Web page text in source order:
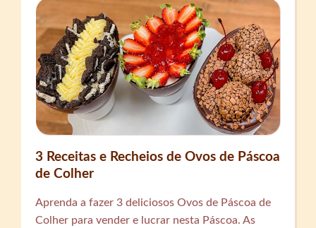
3 Receitas e Recheios de Ovos de Páscoa
de Colher
Aprenda a fazer 3 deliciosos Ovos de Páscoa de
Colher para vender e lucrar nesta Páscoa. As